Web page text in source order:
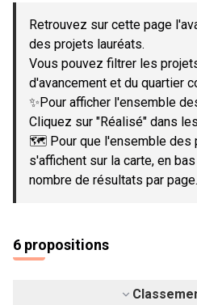
−
Retrouvez sur cette page
des projets lauréats.
Vous pouvez filtrer les
d'avancement et du quartier
✨Pour afficher l'ensemble
Cliquez sur "Réalisé" dans
🗺️ Pour que l'ensemble des
s'affichent sur la carte, en
nombre de résultats par page.
6 propositions